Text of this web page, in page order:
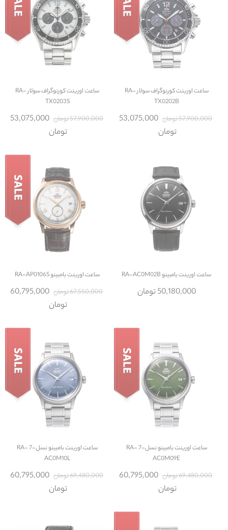
ساعت
اورینت کورنوگراف سولار RA-
TX0202B
57,900,000 تومان
53,075,000
تومان
ساعت
اورینت کورنوگراف سولار RA-
TX0203S
57,900,000 تومان
53,075,000
تومان
ساعتاورینت بامبینو RA-AC0M02B
50,180,000 تومان
ساعتاورینت بامبینو RA-AP0106S
67,550,000 تومان
60,795,000
تومان
ساعت
اورینت بامبینو نسل-7 RA-
AC0M09E
69,480,000 تومان
60,795,000
تومان
ساعت
اورینت بامبینو نسل-7 RA-
AC0M10L
69,480,000 تومان
60,795,000
تومان